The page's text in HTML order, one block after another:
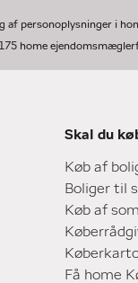
af personoplysninger i
home
Skal du
Køb af
Boliger til
Køb af
Få home